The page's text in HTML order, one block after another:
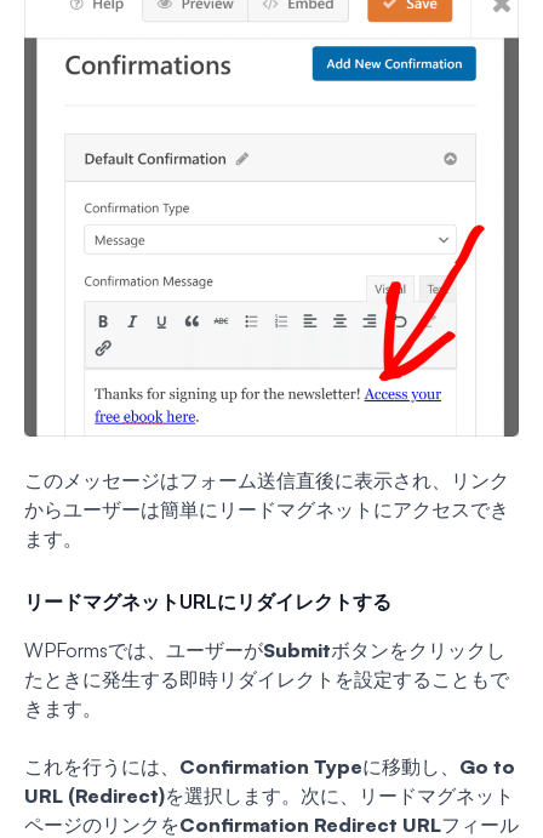
このメッセージはフォーム送信直後に表示され、リンク
からユーザーは簡単にリードマグネットにアクセスでき
ます。
リードマグネットURLにリダイレクトする
WPFormsでは、ユーザーがSubmitボタンをクリックし
たときに発生する即時リダイレクトを設定することもで
きます。
これを行うには、 Confirmation Typeに移動し、 Go to
URL (Redirect)を選択します。次に、リードマグネット
ページのリンクをConfirmation Redirect URLフィール